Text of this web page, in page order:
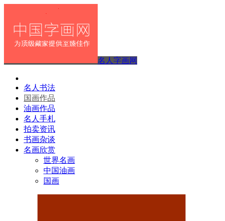
名人字画网
名人书法
国画作品
油画作品
名人手札
拍卖资讯
书画杂谈
名画欣赏
世界名画
中国油画
国画